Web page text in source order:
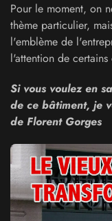
Pour le moment, on
thème particulier,
l'emblème de
l'attention de certains
Si vous voulez en
de ce bâtiment, je
de Florent Gorges